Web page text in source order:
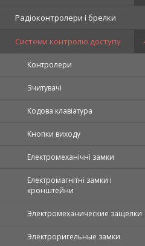
Радіоконтролери і брелки
Системи контролю доступу
Контролери
Зчитувачі
Кодова клавіатура
Кнопки виходу
Електромеханічні замки
Електромагнітні замки і
кронштейни
Электромеханические защелки
Электроригельные замки